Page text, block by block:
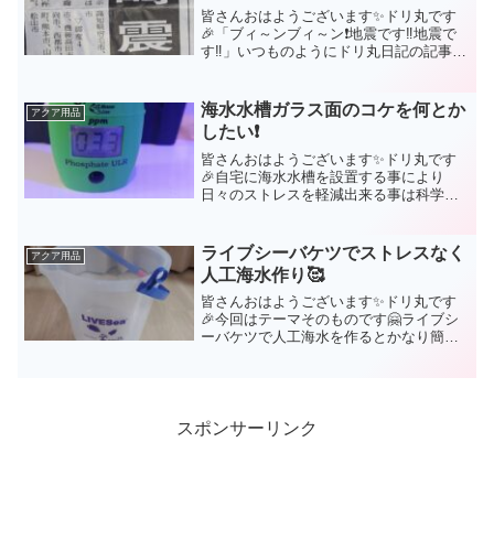
皆さんおはようございます✨ドリ丸です
🎉「ブィ～ンブィ～ン❗地震です‼️地震で
す‼️」いつものようにドリ丸日記の記事を
が向かった先は、家族が寝てる部屋でも
なく水槽の前でし...
アクア用品
海水水槽ガラス面のコケを何とか
したい❗
皆さんおはようございます✨ドリ丸です
🎉自宅に海水水槽を設置する事により
日々のストレスを軽減出来る事は科学的
り色彩豊かなサンゴや海水魚の動きを見
ているだけでも癒しの...
アクア用品
ライブシーバケツでストレスなく
人工海水作り🥰
皆さんおはようございます✨ドリ丸です
🎉今回はテーマそのものです🤗ライブシ
ーバケツで人工海水を作るとかなり簡単
スポンサーリンク